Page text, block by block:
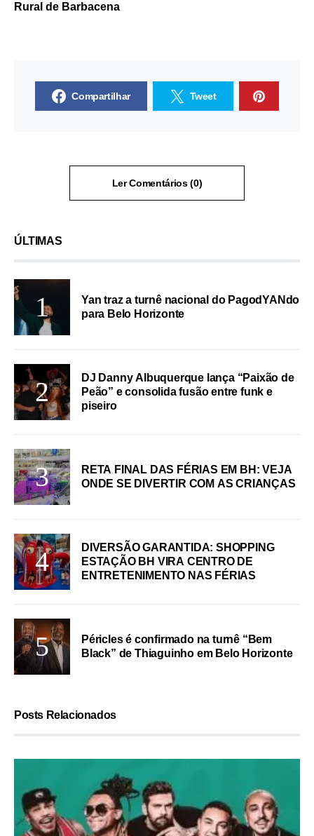
Rural de Barbacena
Compartilhar Tweet
Ler Comentários (0)
ÚLTIMAS
Yan traz a turnê nacional do PagodYANdo
para Belo Horizonte
DJ Danny Albuquerque lança “Paixão de
Peão” e consolida fusão entre funk e
piseiro
RETA FINAL DAS FÉRIAS EM BH: VEJA
ONDE SE DIVERTIR COM AS CRIANÇAS
DIVERSÃO GARANTIDA: SHOPPING
ESTAÇÃO BH VIRA CENTRO DE
ENTRETENIMENTO NAS FÉRIAS
Péricles é confirmado na turnê “Bem
Black” de Thiaguinho em Belo Horizonte
Posts Relacionados